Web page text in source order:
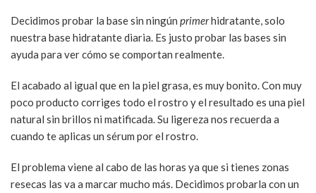
Decidimos probar la base sin ningún primerhidratante, solo
nuestra base hidratante diaria. Es justo probar las bases sin
ayuda para ver cómo se comportan realmente.
El acabado al igual que en la piel grasa, es muy bonito. Con muy
poco producto corriges todo el rostro y el resultado es una piel
natural sin brillos ni matificada. Su ligereza nos recuerda a
cuando te aplicas un sérum por el rostro.
El problema viene al cabo de las horas ya que si tienes zonas
resecas las va a marcar mucho más. Decidimos probarla con un